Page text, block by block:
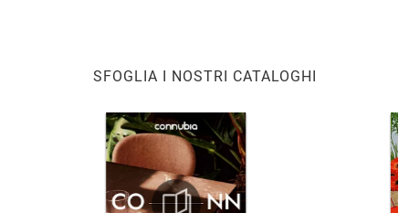
SFOGLIA I NOSTRI CATALOGHI